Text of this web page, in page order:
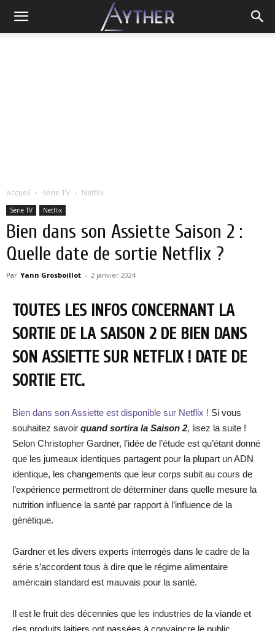
Accueil Série TV Netflix
Série TV Netflix
Bien dans son Assiette Saison 2 :
Quelle date de sortie Netflix ?
Par Yann Grosboillot - 2 janvier 2024
TOUTES LES INFOS CONCERNANT LA
SORTIE DE LA SAISON 2 DE BIEN DANS
SON ASSIETTE SUR NETFLIX ! DATE DE
SORTIE ETC.
Bien dans son Assiette est disponible sur Netflix ! Si vous
souhaitez savoir quand sortira la Saison 2, lisez la suite !
Selon Christopher Gardner, l’idée de l’étude est qu’étant donné
que les jumeaux identiques partagent pour la plupart un ADN
identique, les changements que leur corps subit au cours de
l’expérience permettront de déterminer dans quelle mesure la
nutrition influence la santé par rapport à l’influence de la
génétique.
Gardner et les divers experts interrogés dans le cadre de la
série s’accordent tous à dire que le régime alimentaire
américain standard est mauvais pour la santé.
Il est le fruit des décennies que les industries de la viande et
des produits laitiers ont passées à convaincre le public